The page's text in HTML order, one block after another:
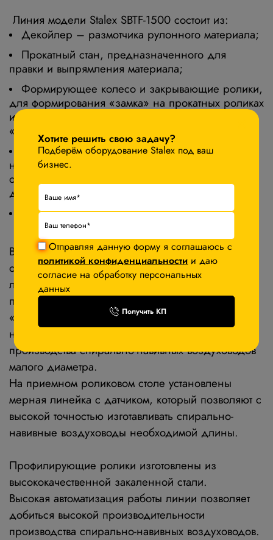
Линия модели Stalex SBTF-1500 состоит из:
Декойлер – размотчика рулонного материала;
Прокатный стан, предназначенного для
правки и выпрямления материала;
Формирующее колесо и закрывающие ролики,
для формирования «замка» на прокатных роликах
и процесса навивки с герметичным закрытием
«замка» витого воздуховода;
Отрезная пневматическая дисковая пила в
нужный размер, при отрезке край получается не
острый и без заусенцев, что обеспечивает
дальнейшую безопасную эксплуатацию.
Приёмный роликовый стол.
Высокая производительность станка
осуществляется за счет автоматизации работы
линии, управляемая системой ЧПУ с CAD/CAM
программой.
«Веер» оснащен системой линеек, упоров и
направляющих, а также мерными лентами для
производства спирально-навивных воздуховодов
малого диаметра.
На приемном роликовом столе установлены
мерная линейка с датчиком, который позволяют с
высокой точностью изготавливать спирально-
навивные воздуховоды необходимой длины.
Профилирующие ролики изготовлены из
высококачественной закаленной стали.
Высокая автоматизация работы линии позволяет
добиться высокой производительности
производства спирально-навивных воздуховодов.
Хотите решить свою задачу?
Подберём оборудование Stalex под ваш
бизнес.
Отправляя данную форму я соглашаюсь с
политикой конфиденциальности и даю
согласие на обработку персональных
данных
Получить КП